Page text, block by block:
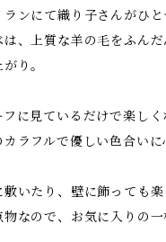
ンにて織り子さんがひ
、上質な羊の毛をふん
り。
に見ているだけで楽し
ラフルで優しい色合いに
いたり、壁に飾っても楽
なので、お気に入りの